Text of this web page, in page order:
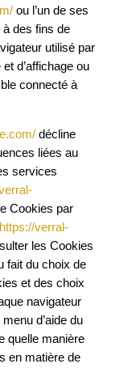
ou l’un de ses
des fins de
utilisé par
d’affichage ou
connecté à
décline
liées au
services
Cookies par
https://verral-
les Cookies
fait du choix de
et des choix
navigateur
d’aide du
quelle manière
en matière de